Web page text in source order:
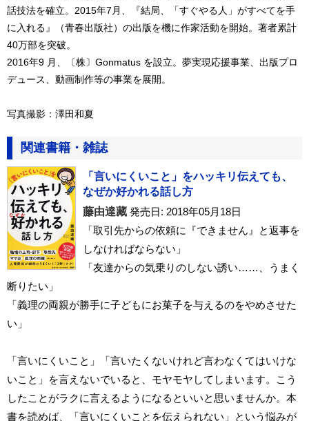
話技法を確立。2015年7月、『結局、「すぐやる人」がすべてを手
に入れる』（青春出版社）の出版を機に作家活動を開始。著者累計
40万部を突破。
2016年9 月、〔株〕Gonmatus を設立。夢実現応援事業、出版プロ
デュース、動画制作等の事業を展開。
写真撮影：澤田和夏
関連書籍・雑誌
「言いにくいこと」をハッキリ伝えても、
なぜか好かれる話し方
藤由達藏 発売日: 2018年05月18日
「取引先からの依頼に『できません』と返事を
しなければならない」
「友達からの気乗りのしない誘い……、うまく
断りたい」
「義理の両親が勝手に子どもにお菓子を与えるのをやめさせた
い」
「言いにくいこと」「言いたくないけれど言わなくてはいけな
いこと」を言えないでいると、モヤモヤしてしまいます。こう
したことがラクに言えるようになるといいと思いませんか。本
書を読めば、「言いにくいことを伝えられない」という悩みが